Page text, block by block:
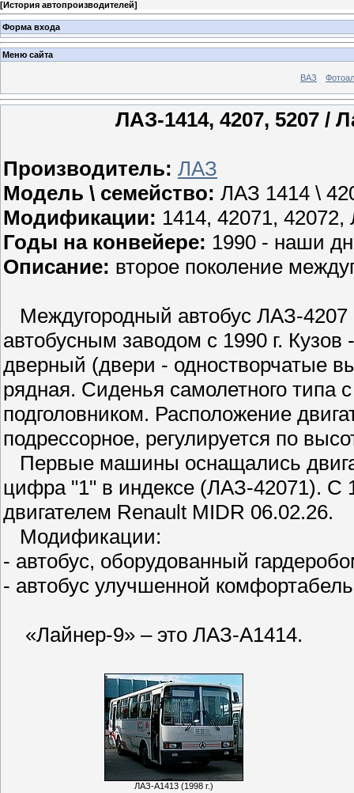
[История автопроизводителей]
Форма входа
Меню сайта
ВАЗ
ЛАЗ-1414, 4207, 5207 /
Производитель: ЛАЗ
Модель \ семейство: ЛАЗ 1414 \
Модификации: 1414, 42071,
Годы на конвейере: 1990 - наши
Описание: второе поколение
Междугородный автобус ЛАЗ-4207
автобусным заводом с 1990 г.
дверный (двери - одностворчатые
рядная. Сиденья самолетного типа
подголовником. Расположение
подрессорное, регулируется по
Первые машины оснащались
цифра "1" в индексе (ЛАЗ-42071). С
двигателем Renault MIDR 06.02.26.
Модификации:
- автобус, оборудованный
- автобус улучшенной
«Лайнер-9» – это ЛАЗ-А1414.
ЛАЗ-А1413 (1998 г.)